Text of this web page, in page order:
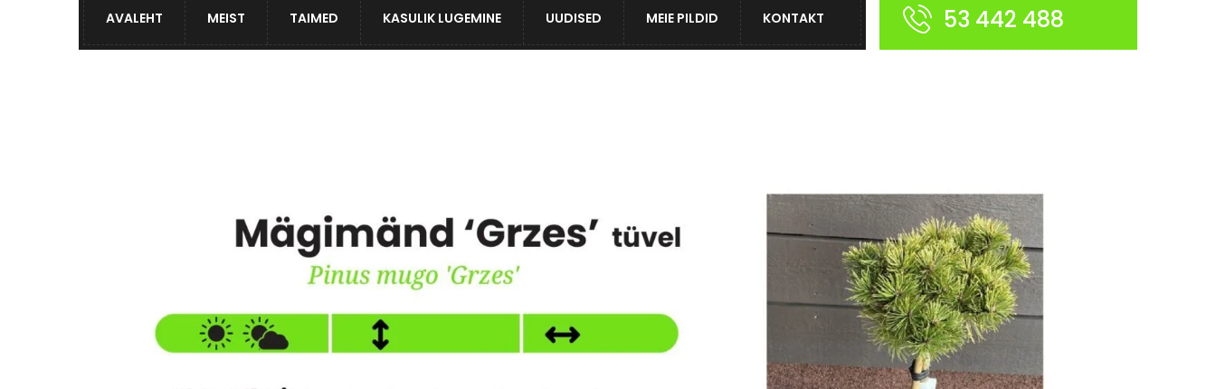
AVALEHT MEIST TAIMED KASULIK LUGEMINE UUDISED MEIE PILDID KONTAKT 53 442 488